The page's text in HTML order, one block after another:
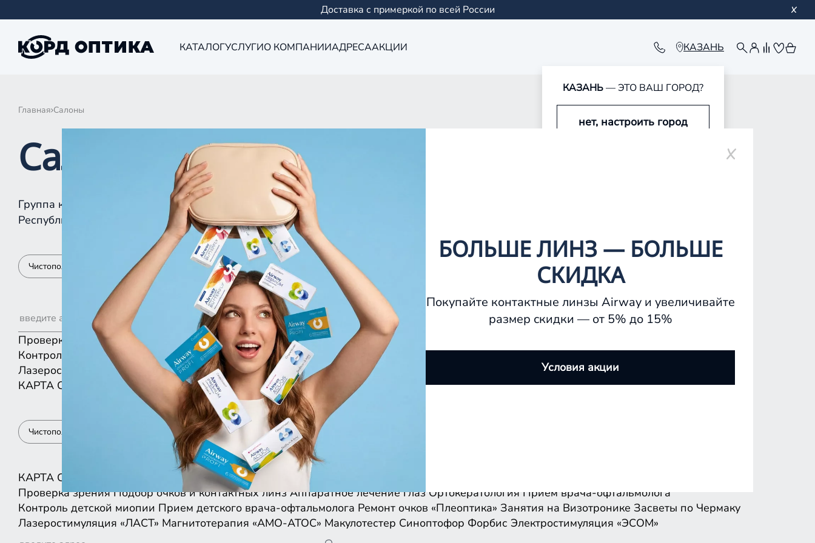
Доставка с примеркой по всей России
КАТАЛОГУСЛУГИО КОМПАНИИАДРЕСААКЦИИ КАЗАНЬ
КАЗАНЬ— ЭТО ВАШ ГОРОД?
нет, настроить город
Главная Салоны
Салоны КОРД Оптика в Чистополе
Группа компаний «Корд Оптика» - это более 100 салонов в Казани и
Республике Татарстан, Самаре, Уфе, Рыбинске.
Чистополь
Проверка зрения Подбор очков и контактных линз Аппаратное лечение глаз
Контроль детской миопии
Прием детского врача-офтальмолога Ремонт очков «Плеоптика» Занятия на Визотронике Засветы по Чермаку
Лазеростимуляция «ЛАСТ»
Магнитотерапия «АМО-АТОС» Макулотестер
Электростимуляция «ЭСОМ»
КАРТА СПИСКОМ
Чистополь
КАРТА СПИСКОМ
Проверка зрения Подбор очков и контактных линз Аппаратное лечение глаз Ортокератология Прием врача-офтальмолога
Контроль детской миопии Прием детского врача-офтальмолога Ремонт очков «Плеоптика» Занятия на Визотронике Засветы по Чермаку
Лазеростимуляция «ЛАСТ» Магнитотерапия «АМО-АТОС» Макулотестер Синоптофор Форбис Электростимуляция «ЭСОМ»
БОЛЬШЕ ЛИНЗ — БОЛЬШЕ
СКИДКА
Покупайте контактные линзы Airway и увеличивайте
размер скидки — от 5% до 15%
Условия акции